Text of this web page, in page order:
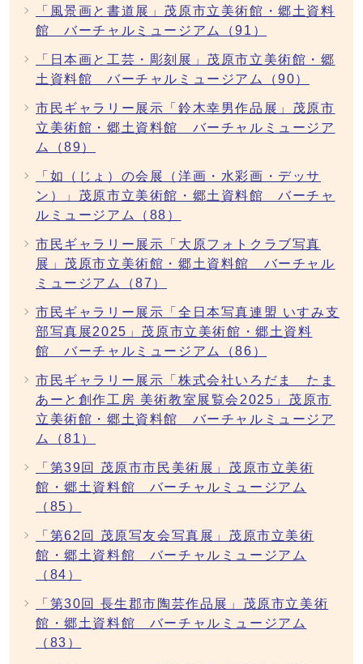
「風景画と書道展」茂原市立美術館・郷土資料
館 バーチャルミュージアム（91）
「日本画と工芸・彫刻展」茂原市立美術館・郷
土資料館 バーチャルミュージアム（90）
市民ギャラリー展示「鈴木幸男作品展」茂原市
立美術館・郷土資料館 バーチャルミュージア
ム（89）
「如（じょ）の会展（洋画・水彩画・デッサ
ン）」茂原市立美術館・郷土資料館 バーチャ
ルミュージアム（88）
市民ギャラリー展示「大原フォトクラブ写真
展」茂原市立美術館・郷土資料館 バーチャル
ミュージアム（87）
市民ギャラリー展示「全日本写真連盟 いすみ支
部写真展2025」茂原市立美術館・郷土資料
館 バーチャルミュージアム（86）
市民ギャラリー展示「株式会社いろだま たま
あーと創作工房 美術教室展覧会2025」茂原市
立美術館・郷土資料館 バーチャルミュージア
ム（81）
「第39回 茂原市市民美術展」茂原市立美術
館・郷土資料館 バーチャルミュージアム
（85）
「第62回 茂原写友会写真展」茂原市立美術
館・郷土資料館 バーチャルミュージアム
（84）
「第30回 長生郡市陶芸作品展」茂原市立美術
館・郷土資料館 バーチャルミュージアム
（83）